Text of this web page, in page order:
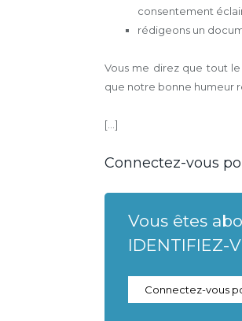
consentement
rédigeons un
Vous me direz que tout
que notre bonne humeur
[...]
Connectez-vous
Vous êtes
IDENTIFIEZ-
Connectez-vous